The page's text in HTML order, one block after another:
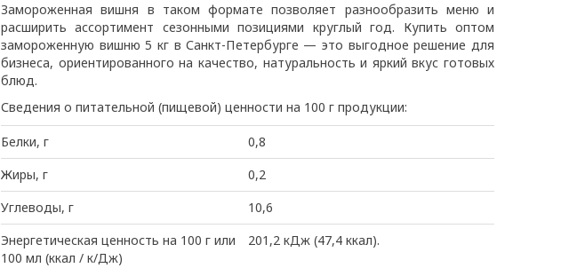
Замороженная вишня в таком формате позволяет разнообразить меню и
расширить ассортимент сезонными позициями круглый год. Купить оптом
замороженную вишню 5 кг в Санкт-Петербурге — это выгодное решение для
бизнеса, ориентированного на качество, натуральность и яркий вкус готовых
блюд.
Сведения о питательной (пищевой) ценности на 100 г продукции:
Белки, г
0,8
Жиры, г
0,2
Углеводы, г
10,6
Энергетическая ценность на 100 г или
100 мл (ккал / к/Дж)
201,2 кДж (47,4 ккал).